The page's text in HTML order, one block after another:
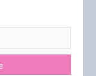
63,17 zł
KOSZYKA